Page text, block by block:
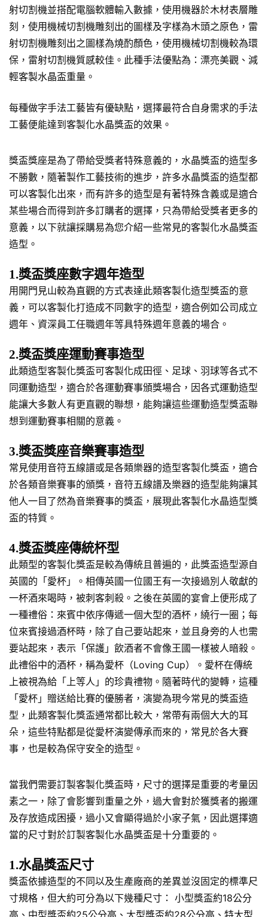
射切割機並搭配電腦軟體輸入數據，使用機器於木材表層雕
刻，使用機械切割機雕刻出的圖樣及字樣為木頭之原色，雷
射切割機雕刻出之圖樣為燒酌顏色，使用機械切割機較為環
保，雷射切割機質感較佳。此種手法優點為：漂亮美觀、減
輕客製水晶盃重量。
每種做字手法工藝皆有優缺點，選擇最符合自身需求的手法
工藝便能達到客製化水晶獎盃的效果。
獎盃獎座是為了帶給受獎者特殊意義的，水晶獎盃的造型多
不勝數，隨著製作工藝技術的進步，許多水晶獎盃的造型都
可以客製化出來，而有許多的造型是有著特殊含義或是適合
某些場合而得到許多訂購者的選擇，只為帶給受獎者更多的
意義，以下就讓採購易為您介紹一些常見的客製化水晶獎盃
造型。
1.獎盃獎座數字週年造型
用開門見山較為直觀的方式表達此類客製化造型獎盃的意
義，可以客製化打造成不同數字的造型，適合例如公司成立
週年、資深員工任職週年等具特殊週年意義的場合。
2.獎盃獎座運動賽事造型
此類造型客製化獎盃可客製化成田徑、足球、羽球等各式不
同運動造型，適合於各運動賽事頒獎場合，因各式運動造型
能讓大多數人有更直觀的聯想，能夠讓這些運動造型獎盃聯
想到運動賽事相關的意義。
3.獎盃獎座音樂賽事造型
常見使用音符五線譜或是各類樂器的造型客製化獎盃，適合
於各類音樂賽事的頒獎，音符五線譜及樂器的造型能夠讓其
他人一目了然為音樂賽事的獎盃，展現此客製化水晶造型獎
盃的特質。
4.獎盃獎座傳統杯型
此類型的客製化獎盃是較為傳統且普遍的，此獎盃造型源自
英國的「愛杯」。相傳英國一位國王有一次接過別人敬獻的
一杯酒來喝時，被刺客刺殺。之後在英國的宴會上便形成了
一種禮俗：來賓中依序傳遞一個大型的酒杯，繞行一圈；每
位來賓接過酒杯時，除了自己要站起來，並且身旁的人也需
要站起來，表示「保護」飲酒者不會像王國一樣被人暗殺。
此禮俗中的酒杯，稱為愛杯（Loving Cup）。愛杯在傳統
上被視為給「上等人」的珍貴禮物。隨著時代的變轉，這種
「愛杯」贈送給比賽的優勝者，演變為現今常見的獎盃造
型，此類客製化獎盃通常都比較大，常帶有兩個大大的耳
朵，這些特點都是從愛杯演變傳承而來的，常見於各大賽
事，也是較為保守安全的造型。
當我們需要訂製客製化獎盃時，尺寸的選擇是重要的考量因
素之一，除了會影響到重量之外，過大會對於獲獎者的搬運
及存放造成困擾，過小又會顯得過於小家子氣，因此選擇適
當的尺寸對於訂製客製化水晶獎盃是十分重要的。
1.水晶獎盃尺寸
獎盃依據造型的不同以及生產廠商的差異並沒固定的標準尺
寸規格，但大約可分為以下幾種尺寸： 小型獎盃約18公分